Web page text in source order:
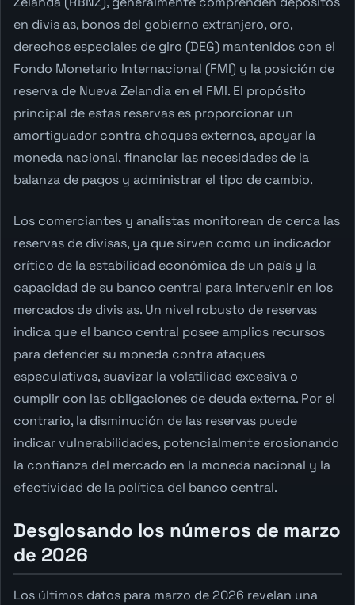
en divis as, bonos del gobierno extranjero, oro,
derechos especiales de giro (DEG) mantenidos con el
Fondo Monetario Internacional (FMI) y la posición de
reserva de Nueva Zelandia en el FMI. El propósito
principal de estas reservas es proporcionar un
amortiguador contra choques externos, apoyar la
moneda nacional, financiar las necesidades de la
balanza de pagos y administrar el tipo de cambio.
Los comerciantes y analistas monitorean de cerca las
reservas de divisas, ya que sirven como un indicador
crítico de la estabilidad económica de un país y la
capacidad de su banco central para intervenir en los
mercados de divis as. Un nivel robusto de reservas
indica que el banco central posee amplios recursos
para defender su moneda contra ataques
especulativos, suavizar la volatilidad excesiva o
cumplir con las obligaciones de deuda externa. Por el
contrario, la disminución de las reservas puede
indicar vulnerabilidades, potencialmente erosionando
la confianza del mercado en la moneda nacional y la
efectividad de la política del banco central.
Desglosando los números de marzo
de 2026
Los últimos datos para marzo de 2026 revelan una